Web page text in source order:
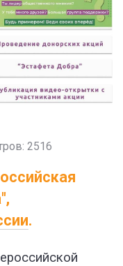
2516
.